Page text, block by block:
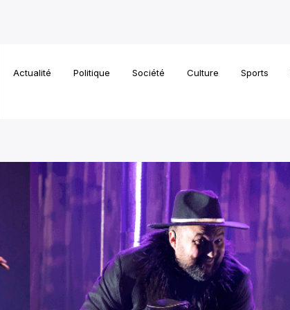
Actualité Politique Société Culture Sports